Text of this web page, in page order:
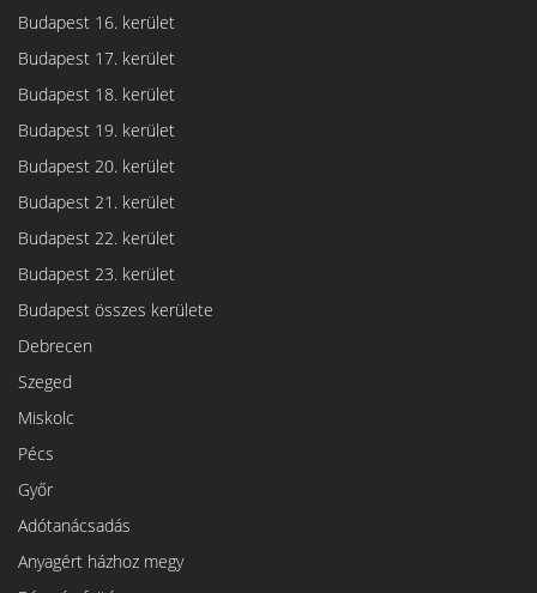
Budapest 16. kerület
Budapest 17. kerület
Budapest 18. kerület
Budapest 19. kerület
Budapest 20. kerület
Budapest 21. kerület
Budapest 22. kerület
Budapest 23. kerület
Budapest összes kerülete
Debrecen
Szeged
Miskolc
Pécs
Győr
Adótanácsadás
Anyagért házhoz megy